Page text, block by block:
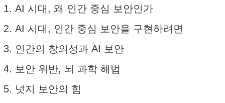
1. AI 시대, 왜 인간 중심 보안인가
2. AI 시대, 인간 중심 보안을 구현하려면
3. 인간의 창의성과 AI 보안
4. 보안 위반, 뇌 과학 해법
5. 넛지 보안의 힘